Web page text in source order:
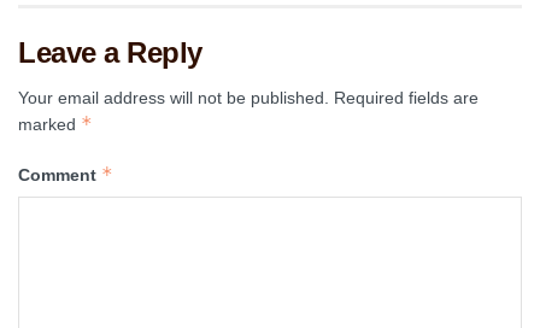
Leave a Reply
Your email address will not be published. Required fields are
marked *
Comment *